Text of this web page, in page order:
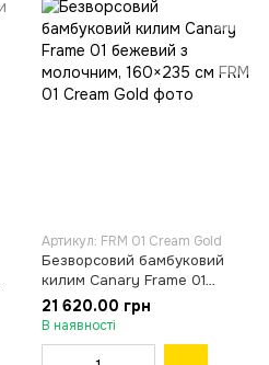
Артикул: FRM 01 Cream Gold
Безворсовий бамбуковий
килим Canary Frame 01
бежевий з молочним,
160×235 см
21 620.00 грн
В наявності